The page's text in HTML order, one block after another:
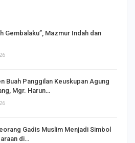
Gembalaku”, Mazmur Indah dan
Buah Panggilan Keuskupan Agung
Mgr. Harun…
Gadis Muslim Menjadi Simbol
di…